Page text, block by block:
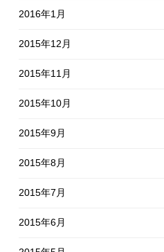
2016年1月
2015年12月
2015年11月
2015年10月
2015年9月
2015年8月
2015年7月
2015年6月